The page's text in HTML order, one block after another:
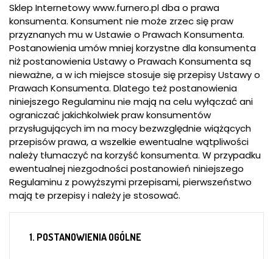
Sklep Internetowy www.furnero.pl dba o prawa
konsumenta. Konsument nie może zrzec się praw
przyznanych mu w Ustawie o Prawach Konsumenta.
Postanowienia umów mniej korzystne dla konsumenta
niż postanowienia Ustawy o Prawach Konsumenta są
nieważne, a w ich miejsce stosuje się przepisy Ustawy o
Prawach Konsumenta. Dlatego też postanowienia
niniejszego Regulaminu nie mają na celu wyłączać ani
ograniczać jakichkolwiek praw konsumentów
przysługujących im na mocy bezwzględnie wiążących
przepisów prawa, a wszelkie ewentualne wątpliwości
należy tłumaczyć na korzyść konsumenta. W przypadku
ewentualnej niezgodności postanowień niniejszego
Regulaminu z powyższymi przepisami, pierwszeństwo
mają te przepisy i należy je stosować.
1. POSTANOWIENIA OGÓLNE